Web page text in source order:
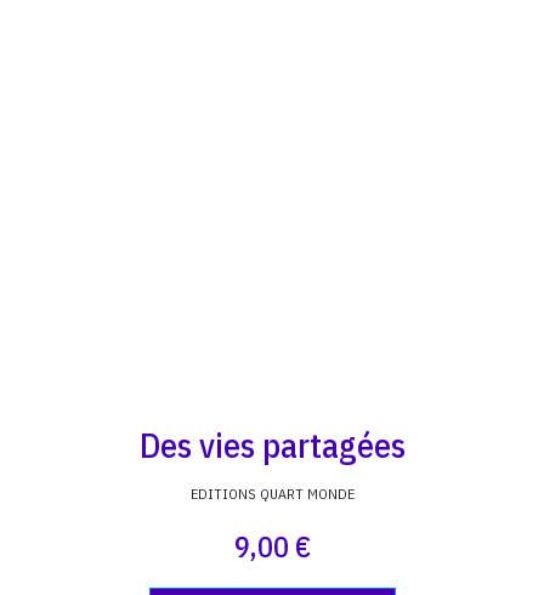
Des vies partagées
EDITIONS QUART MONDE
9,00 €